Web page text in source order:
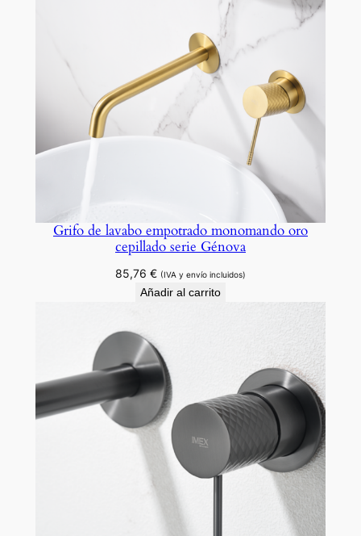
Grifo de lavabo empotrado monomando oro
cepillado serie Génova
85,76 € (IVA y envío incluidos)
Añadir al carrito